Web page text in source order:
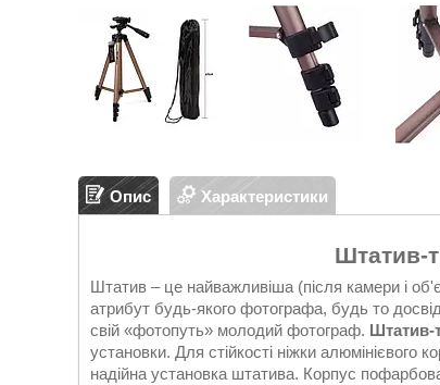
Опис Характеристики
Штатив-
Штатив – це найважливіша (після камери і
атрибут будь-якого фотографа, будь то
свій «фотопуть» молодий фотограф. Штатив-
установки. Для стійкості ніжки
надійна установка штатива. Корпус